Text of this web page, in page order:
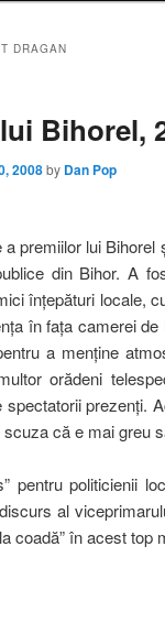
DRAGAN
Bihorel,
2008by Dan Pop
premiilor lui
din Bihor. A
înţepături locale,
în faţa camerei
a menţine
orădeni
spectatorii prezenţi.
că e mai greu
pentru politicienii
al
coadă” în acest top